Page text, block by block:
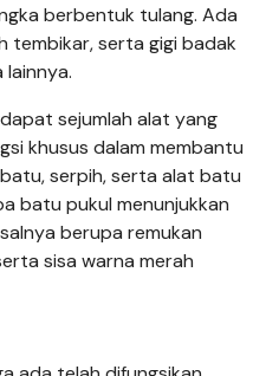
berbentuk tulang. Ada
tembikar, serta gigi badak
lainnya.
sejumlah alat yang
khusus dalam membantu
serpih, serta alat batu
batu pukul menunjukkan
berupa remukan
sisa warna merah